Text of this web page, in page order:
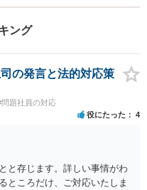
ます。
ング
の発言と法的対応策
問題社員の対応
役にたった 4
と存じます。詳しい事情がわ
ところだけ、ご対応いたしま